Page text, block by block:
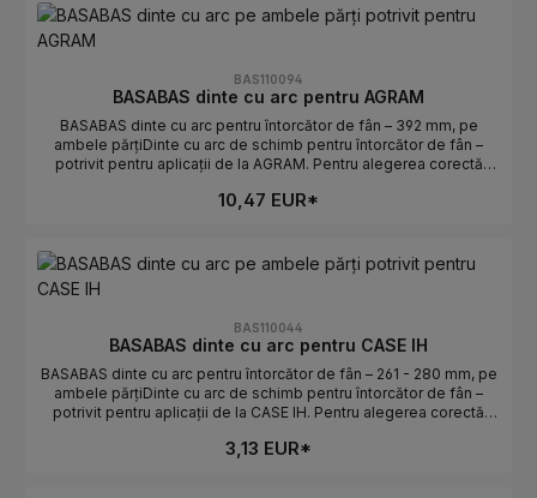
BAS110094
BASABAS dinte cu arc pentru AGRAM
BASABAS dinte cu arc pentru întorcător de fân – 392 mm, pe
ambele părțiDinte cu arc de schimb pentru întorcător de fân –
potrivit pentru aplicații de la AGRAM. Pentru alegerea corectă
dinților uzați sau rupți.Date tehniceLungime: 392 mmOrientare: pe
curbura/orientarea trebuie să coincidă.Atenție stânga/dreapta: pe
ambele părți determină poziția de montaj.Numere OE: se găsesc
10,47 EUR*
BAS110044
BASABAS dinte cu arc pentru CASE IH
BASABAS dinte cu arc pentru întorcător de fân – 261 - 280 mm, pe
ambele părțiDinte cu arc de schimb pentru întorcător de fân –
potrivit pentru aplicații de la CASE IH. Pentru alegerea corectă
dinților uzați sau rupți.Date tehniceLungime: 261 - 280
3,13 EUR*